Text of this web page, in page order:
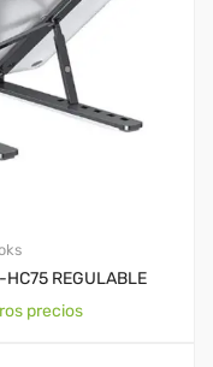
HC75 REGULABLE
precios